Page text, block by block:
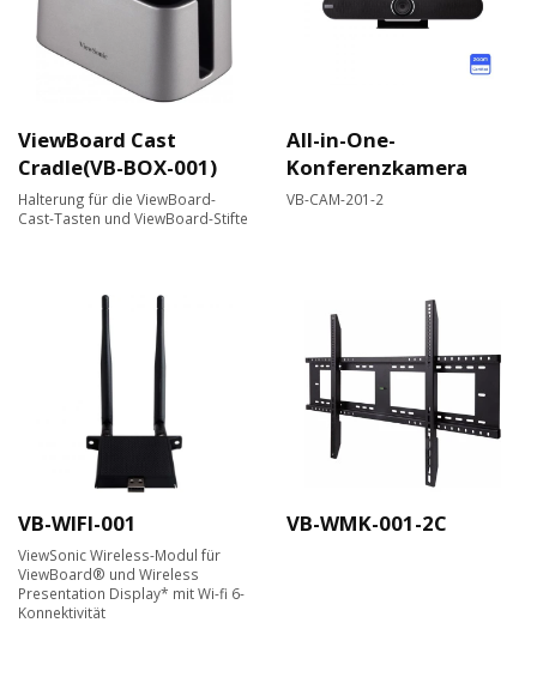
ViewBoard Cast
Cradle(VB-BOX-001)
Halterung für die ViewBoard-
Cast-Tasten und ViewBoard-Stifte
All-in-One-
Konferenzkamera
VB-CAM-201-2
VB-WIFI-001
ViewSonic Wireless-Modul für
ViewBoard® und Wireless
Presentation Display* mit Wi-fi 6-
Konnektivität
VB-WMK-001-2C